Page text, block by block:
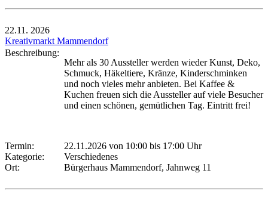
22.11. 2026
Kreativmarkt Mammendorf
Beschreibung:
Mehr als 30 Aussteller werden wieder Kunst, Deko,
Schmuck, Häkeltiere, Kränze, Kinderschminken
und noch vieles mehr anbieten. Bei Kaffee &
Kuchen freuen sich die Aussteller auf viele Besucher
und einen schönen, gemütlichen Tag. Eintritt frei!
Termin: 22.11.2026 von 10:00 bis 17:00 Uhr
Kategorie:
Verschiedenes
Ort:
Bürgerhaus Mammendorf, Jahnweg 11